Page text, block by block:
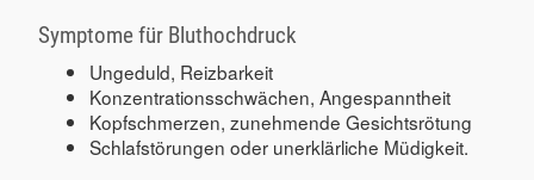
Symptome für Bluthochdruck
Ungeduld, Reizbarkeit
Konzentrationsschwächen, Angespanntheit
Kopfschmerzen, zunehmende Gesichtsrötung
Schlafstörungen oder unerklärliche Müdigkeit.